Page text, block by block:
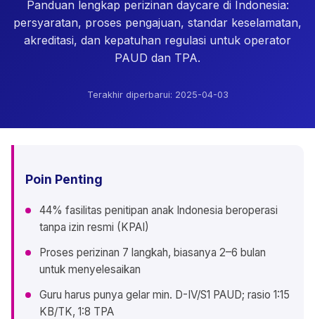
Panduan lengkap perizinan daycare di Indonesia:
persyaratan, proses pengajuan, standar keselamatan,
akreditasi, dan kepatuhan regulasi untuk operator
PAUD dan TPA.
Terakhir diperbarui: 2025-04-03
Poin Penting
44% fasilitas penitipan anak Indonesia beroperasi
tanpa izin resmi (KPAI)
Proses perizinan 7 langkah, biasanya 2–6 bulan
untuk menyelesaikan
Guru harus punya gelar min. D-IV/S1 PAUD; rasio 1:15
KB/TK, 1:8 TPA